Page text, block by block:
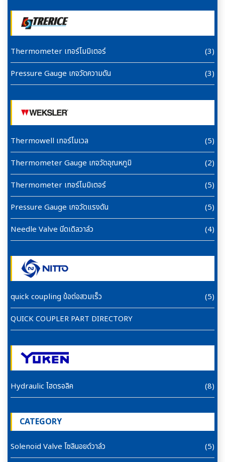
Thermometer เทอร์โมมิเตอร์
(3)
Pressure Gauge เกจวัดความดัน
(3)
Thermowell เทอร์โมเวล
(5)
Thermometer Gauge เกจวัดอุณหภูมิ
(2)
Thermometer เทอร์โมมิเตอร์
(5)
Pressure Gauge เกจวัดแรงดัน
(5)
Needle Valve นีดเดิลวาล์ว
(4)
quick coupling ข้อต่อสวมเร็ว
(5)
QUICK COUPLER PART DIRECTORY
Hydraulic ไฮดรอลิค (8)
CATEGORY
Solenoid Valve โซลินอยด์วาล์ว
(5)